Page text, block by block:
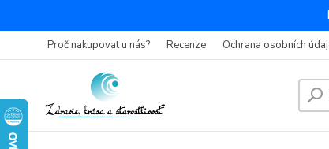
Proč nakupovat u nás? Recenze Ochrana osobních